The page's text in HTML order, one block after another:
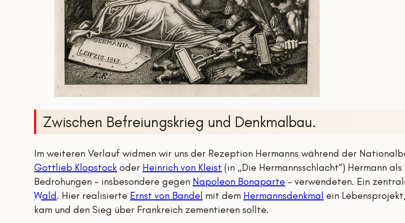
Zwischen Befreiungskrieg und Denkmalbau.
Im weiteren Verlauf widmen wir uns der Rezeption Hermanns während der
Gottlieb Klopstock oder Heinrich von Kleist (in „Die Hermannsschlacht“) Hermann
Bedrohungen – insbesondere gegen Napoleon Bonaparte – verwendeten. Ein
Wald. Hier realisierte Ernst von Bandel mit dem Hermannsdenkmal ein
kam und den Sieg über Frankreich zementieren sollte.